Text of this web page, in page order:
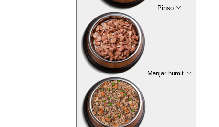
Pinso
Menjar humit